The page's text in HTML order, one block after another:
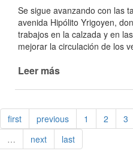
Chacabuco
Se sigue avanzando con las
avenida Hipólito Yrigoyen,
trabajos en la calzada y en
mejorar la circulación de los
Leer más
trabajando
en
Hipólito
Yrigoyen
first previous 1 2 3
…
next last